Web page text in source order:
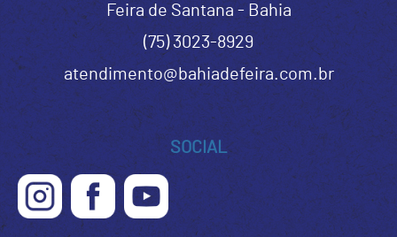
Feira de Santana - Bahia
(75) 3023-8929
atendimento@bahiadefeira.com.br
SOCIAL